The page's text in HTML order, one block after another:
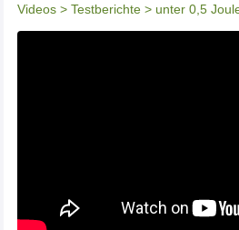
Videos > Testberichte > unter 0,5